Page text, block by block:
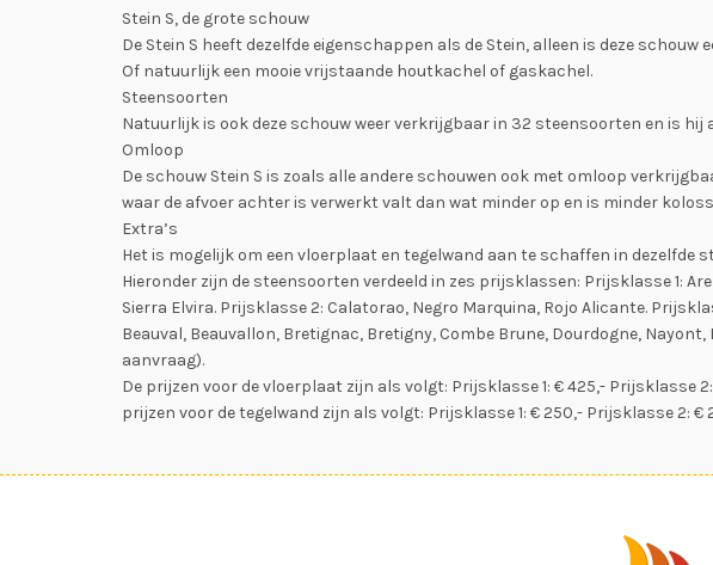
Stein S, de grote schouw
De Stein S heeft dezelfde eigenschappen als de Stein, alleen is deze
Of natuurlijk een mooie vrijstaande houtkachel of gaskachel.
Steensoorten
Natuurlijk is ook deze schouw weer verkrijgbaar in 32 steensoorten en is hij
Omloop
De schouw Stein S is zoals alle andere schouwen ook met omloop
waar de afvoer achter is verwerkt valt dan wat minder op en is minder
Extra’s
Het is mogelijk om een vloerplaat en tegelwand aan te schaffen in
Hieronder zijn de steensoorten verdeeld in zes prijsklassen: Prijsklasse 1:
Sierra Elvira. Prijsklasse 2: Calatorao, Negro Marquina, Rojo Alicante.
Beauval, Beauvallon, Bretignac, Bretigny, Combe Brune, Dourdogne,
aanvraag).
De prijzen voor de vloerplaat zijn als volgt: Prijsklasse 1: € 425,- Prijsklasse
prijzen voor de tegelwand zijn als volgt: Prijsklasse 1: € 250,- Prijsklasse 2: